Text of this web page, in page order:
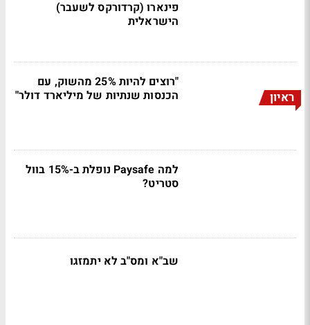
פינארו (קרדורקס לשעבר)
הישראלית
ראיון
"רוצים להיות 25% מהשוק, עם
הכנסות שנתיות של מיליארד דולר"
למה Paysafe נופלת ב-15% בוול
סטריט?
שב"א ומס"ב לא יתמזגו